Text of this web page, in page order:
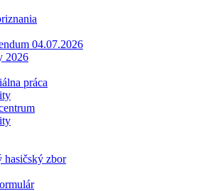
04.07.2026
2026
práca
zbor